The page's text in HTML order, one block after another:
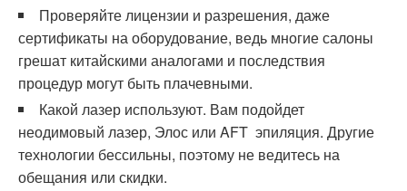
Проверяйте лицензии и разрешения, даже
сертификаты на оборудование, ведь многие салоны
грешат китайскими аналогами и последствия
процедур могут быть плачевными.
Какой лазер используют. Вам подойдет
неодимовый лазер, Элос или AFT эпиляция. Другие
технологии бессильны, поэтому не ведитесь на
обещания или скидки.